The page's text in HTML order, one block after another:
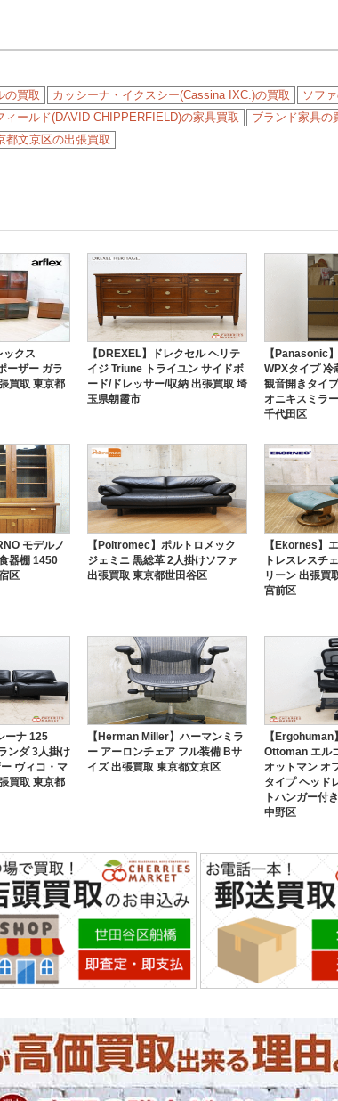
の買取 カッシーナ・イクスシー(Cassina IXC.)の買取
ソフ
ールド(DAVID CHIPPERFIELD)の家具買取 ブランド家具の
都文京区の出張買取
ックス
ーザー ガラ
買取 東京都
【DREXEL】ドレクセル ヘリテ
イジ Triune トライユン サイドボ
ード/ドレッサー/収納 出張買取 埼
玉県朝霞市
【Panasonic
WPXタイプ 冷
観音開きタイ
オニキスミラ
千代田区
モデルノ
器棚 1450
区
【Poltromec】ポルトロメック
ジェミニ 黒総革 2人掛けソファ
出張買取 東京都世田谷区
【Ekornes】
トレスレスチ
リーン 出張買
宮前区
ーナ 125
ンダ 3人掛け
ヴィコ・マ
買取 東京都
【Herman Miller】ハーマンミラ
ー アーロンチェア フル装備 Bサ
イズ 出張買取 東京都文京区
【
Ottoman エル
オットマン オ
タイプ ヘッド
トハンガー付
中野区